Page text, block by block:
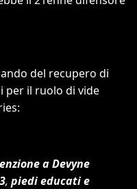
del recupero di
per il ruolo di vide
a Devyne
, piedi educati e